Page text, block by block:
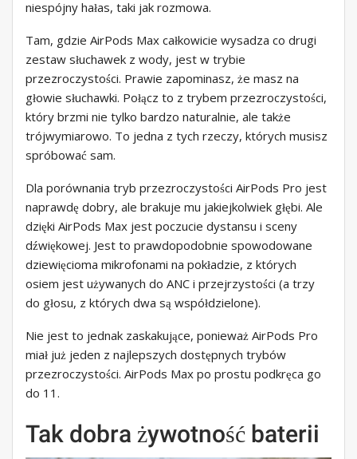
niespójny hałas, taki jak rozmowa.
Tam, gdzie AirPods Max całkowicie wysadza co drugi
zestaw słuchawek z wody, jest w trybie
przezroczystości. Prawie zapominasz, że masz na
głowie słuchawki. Połącz to z trybem przezroczystości,
który brzmi nie tylko bardzo naturalnie, ale także
trójwymiarowo. To jedna z tych rzeczy, których musisz
spróbować sam.
Dla porównania tryb przezroczystości AirPods Pro jest
naprawdę dobry, ale brakuje mu jakiejkolwiek głębi. Ale
dzięki AirPods Max jest poczucie dystansu i sceny
dźwiękowej. Jest to prawdopodobnie spowodowane
dziewięcioma mikrofonami na pokładzie, z których
osiem jest używanych do ANC i przejrzystości (a trzy
do głosu, z których dwa są współdzielone).
Nie jest to jednak zaskakujące, ponieważ AirPods Pro
miał już jeden z najlepszych dostępnych trybów
przezroczystości. AirPods Max po prostu podkręca go
do 11.
Tak dobra żywotność baterii